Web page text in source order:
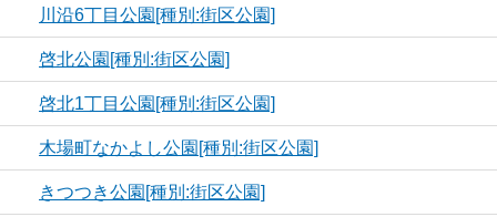
川沿6丁目公園[種別:街区公園]
啓北公園[種別:街区公園]
啓北1丁目公園[種別:街区公園]
木場町なかよし公園[種別:街区公園]
きつつき公園[種別:街区公園]